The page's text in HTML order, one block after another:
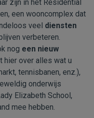
zijn in het Residential
een wooncomplex dat
veel diensten
verbeteren.
nog een nieuw
hier over alles wat u
tennisbanen, enz.),
onderwijs
Elizabeth School,
mee hebben.